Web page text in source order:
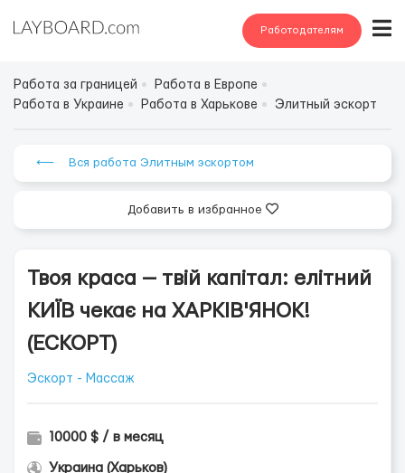
Работодателям
Работа за границей
Работа в Европе
Работа в Украине
Работа в Харькове Элитный эскорт
⟵ Вся работа Элитным эскортом
Добавить в избранное
Твоя краса — твій капітал: елітний
КИЇВ чекає на ХАРКІВ'ЯНОК!
(ЕСКОРТ)
Эскорт - Массаж
10000 $ / в месяц
Украина (Харьков)